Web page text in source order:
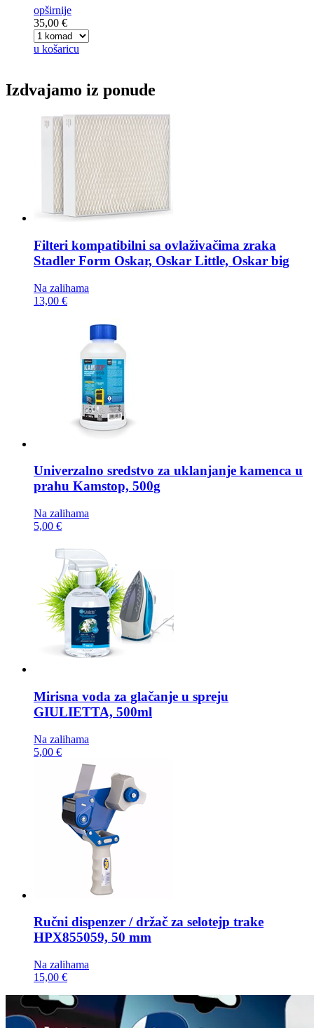
opširnije
35,00 €
u košaricu
Izdvajamo iz ponude
Filteri kompatibilni sa ovlaživačima zraka
Stadler Form Oskar, Oskar Little, Oskar big
Na zalihama
13,00 €
Univerzalno sredstvo za uklanjanje kamenca u
prahu Kamstop, 500g
Na zalihama
5,00 €
Mirisna voda za glačanje u spreju
GIULIETTA, 500ml
Na zalihama
5,00 €
Ručni dispenzer / držač za selotejp trake
HPX855059, 50 mm
Na zalihama
15,00 €